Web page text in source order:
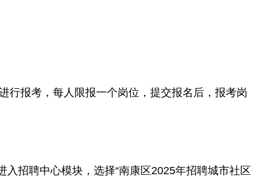
行报考，每人限报一个岗位，提交报名后，报考岗
招聘中心模块，选择“南康区2025年招聘城市社区